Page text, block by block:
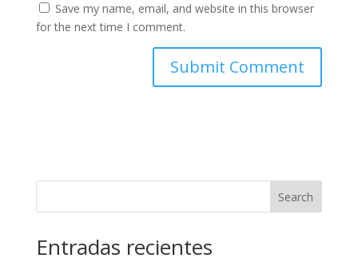
Save my name, email, and website in this browser
for the next time I comment.
Search
Entradas recientes